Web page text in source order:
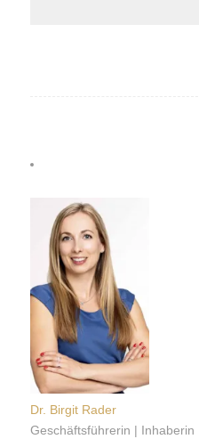
Dr. Birgit Rader
Geschäftsführerin | Inhaberin